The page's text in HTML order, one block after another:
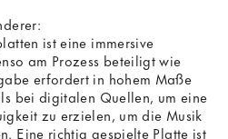
ist eine immersive
am Prozess beteiligt wie
erfordert in hohem Maße
bei digitalen Quellen, um eine
zu erzielen, um die Musik
Eine richtig gespielte Platte ist